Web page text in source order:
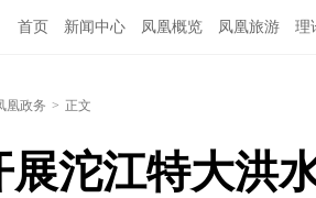
首页 新闻中心 凤凰概览 凤凰旅游 理
凰政务 > 正文
展沱江特大洪